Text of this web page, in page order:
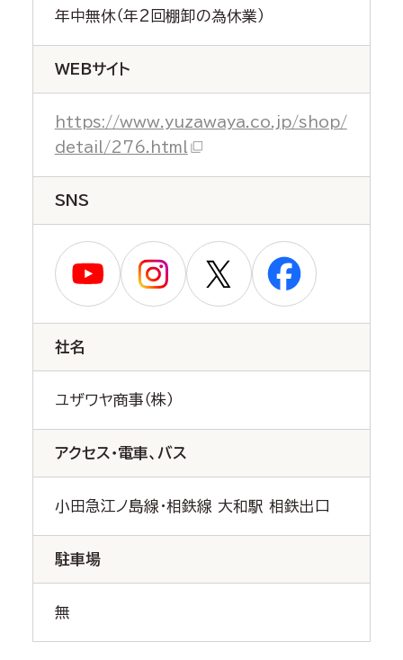
年中無休（年2回棚卸の為休業）
WEBサイト
https://www.yuzawaya.co.jp/shop/
detail/276.html
SNS
社名
ユザワヤ商事（株）
アクセス・電車、バス
小田急江ノ島線・相鉄線 大和駅 相鉄出口
駐車場
無